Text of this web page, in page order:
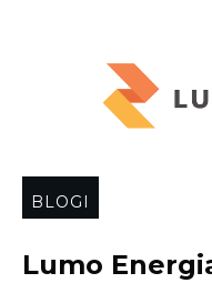
BLOGI
Lumo